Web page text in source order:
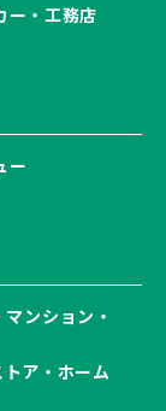
ー・工務店
ー
ンション・
ア・ホーム